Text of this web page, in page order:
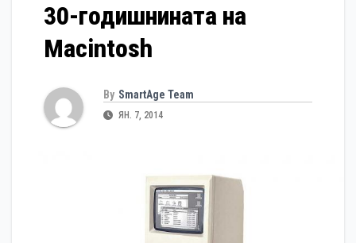
30-годишнината на
Macintosh
By SmartAge Team
ЯН. 7, 2014